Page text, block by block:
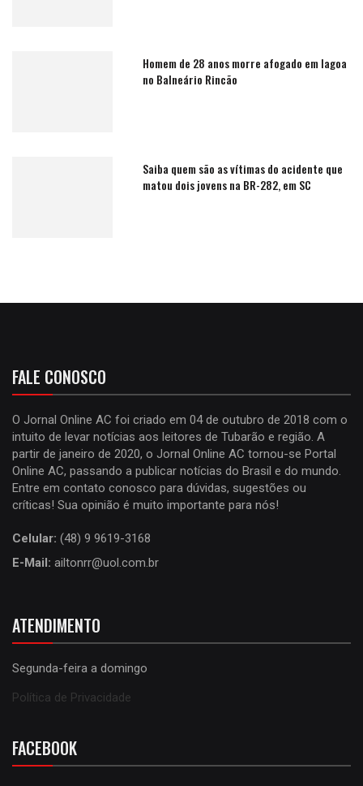
Homem de 28 anos morre afogado em lagoa
no Balneário Rincão
Saiba quem são as vítimas do acidente que
matou dois jovens na BR-282, em SC
FALE CONOSCO
O Jornal Online AC foi criado em 04 de outubro de 2018 com o
intuito de levar notícias aos leitores de Tubarão e região. A
partir de janeiro de 2020, o Jornal Online AC tornou-se Portal
Online AC, passando a publicar notícias do Brasil e do mundo.
Entre em contato conosco para dúvidas, sugestões ou
críticas! Sua opinião é muito importante para nós!
Celular: (48) 9 9619-3168
E-Mail: ailtonrr@uol.com.br
ATENDIMENTO
Segunda-feira a domingo
Política de Privacidade
FACEBOOK